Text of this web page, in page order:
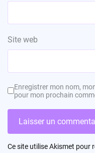
Site web
Enregistrer mon nom,
pour mon prochain
Ce site utilise Akismet pour